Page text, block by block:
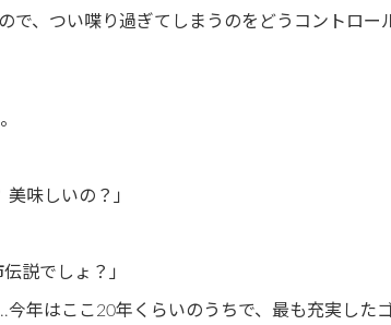
で、つい喋り過ぎてしまうのをどうコントロー
美味しいの？」
説でしょ？」
年はここ20年くらいのうちで、最も充実した